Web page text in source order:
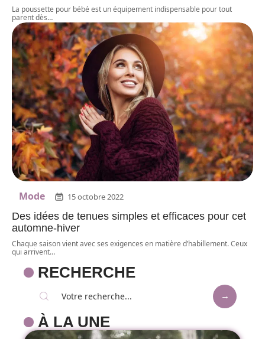
La poussette pour bébé est un équipement indispensable pour tout
parent dès…
Mode 15 octobre 2022
Des idées de tenues simples et efficaces pour cet
automne-hiver
Chaque saison vient avec ses exigences en matière d’habillement. Ceux
qui arrivent…
RECHERCHE
À LA UNE